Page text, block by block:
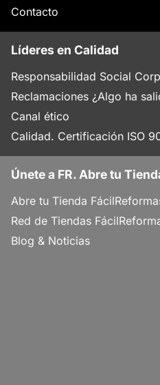
Contacto
Líderes en Calidad
Responsabilidad Social
Reclamaciones ¿Algo ha
Canal ético
Calidad. Certificación ISO
Únete a FR. Abre tu
Abre tu Tienda
Red de Tiendas
Blog & Noticias